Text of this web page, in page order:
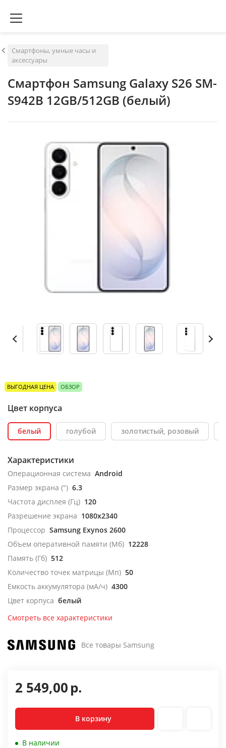
Смартфоны, умные часы и
аксессуары
Смартфон Samsung Galaxy S26 SM-
S942B 12GB/512GB (белый)
ВЫГОДНАЯ ЦЕНА ОБЗОР
Цвет корпуса
белый голубой золотистый, розовый
Характеристики
Операционная система Android
Размер экрана (") 6.3
Частота дисплея (Гц) 120
Разрешение экрана 1080x2340
Процессор Samsung Exynos 2600
Объем оперативной памяти (Мб) 12228
Память (Гб) 512
Количество точек матрицы (Мп) 50
Емкость аккумулятора (мА/ч) 4300
Цвет корпуса белый
Смотреть все характеристики
Все товары Samsung
2 549,00р.
В корзину
В наличии